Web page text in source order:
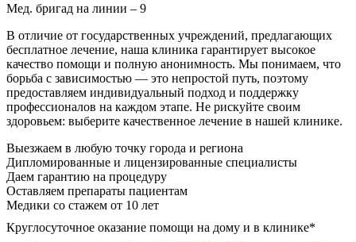
Мед. бригад на линии – 9
В отличие от государственных учреждений, предлагающих
бесплатное лечение, наша клиника гарантирует высокое
качество помощи и полную анонимность. Мы понимаем, что
борьба с зависимостью — это непростой путь, поэтому
предоставляем индивидуальный подход и поддержку
профессионалов на каждом этапе. Не рискуйте своим
здоровьем: выберите качественное лечение в нашей клинике.
Выезжаем в любую точку города и региона
Дипломированные и лицензированные специалисты
Даем гарантию на процедуру
Оставляем препараты пациентам
Медики со стажем от 10 лет
Круглосуточное оказание помощи на дому и в клинике*